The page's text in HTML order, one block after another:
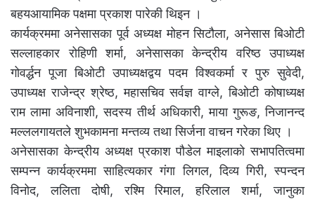
बहयआयामिक पक्षमा प्रकाश पारेकी थिइन ।
कार्यक्रममा अनेसासका पूर्व अध्यक्ष मोहन सिटौला, अनेसास बिओटी
सल्लाहकार रोहिणी शर्मा, अनेसासका केन्द्रीय वरिष्ठ उपाध्यक्ष
गोवर्द्धन पूजा बिओटी उपाध्यक्षद्वय पदम विश्वकर्मा र पुरु सुवेदी,
उपाध्यक्ष राजेन्द्र श्रेष्ठ, महासचिव सर्वज्ञ वाग्ले, बिओटी कोषाध्यक्ष
राम लामा अविनाशी, सदस्य तीर्थ अधिकारी, माया गुरूङ, निजानन्द
मल्ललगायतले शुभकामना मन्तव्य तथा सिर्जना वाचन गरेका थिए ।
अनेसासका केन्द्रीय अध्यक्ष प्रकाश पौडेल माइलाको सभापतित्वमा
सम्पन्न कार्यक्रममा साहित्यकार गंगा लिगल, दिव्य गिरी, स्पन्दन
विनोद, ललिता दोषी, रश्मि रिमाल, हरिलाल शर्मा, जानुका